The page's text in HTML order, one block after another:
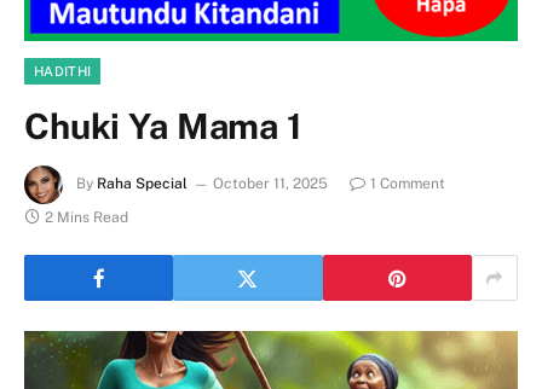
HADITHI
Chuki Ya Mama 1
By Raha Special October 11, 2025
1 Comment
2 Mins Read